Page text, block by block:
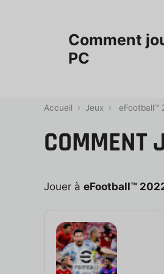
Comment
PC
Accueil › Jeux › eFootball™
COMMENT
Jouer à eFootball™